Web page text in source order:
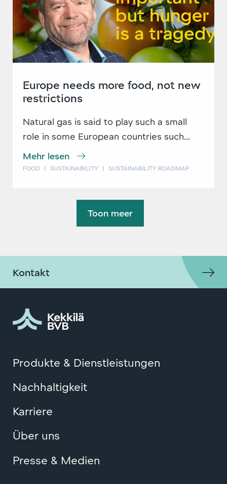
Europe needs more food, not new
restrictions
Natural gas is said to play such a small
role in some European countries such...
Mehr lesen
FOOD | SUSTAINABILITY | SUSTAINABILITY ROADMAP
Toon meer
Kontakt
Produkte & Dienstleistungen
Nachhaltigkeit
Karriere
Über uns
Presse & Medien